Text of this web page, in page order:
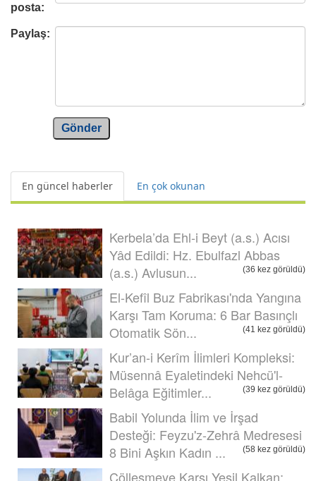
posta:
Paylaş:
Gönder
En güncel haberler En çok okunan
Kerbela’da Ehl-i Beyt (a.s.) Acısı
Yâd Edildi: Hz. Ebulfazl Abbas
(a.s.) Avlusun...
(36 kez görüldü)
El-Kefîl Buz Fabrikası'nda Yangına
Karşı Tam Koruma: 6 Bar Basınçlı
Otomatik Sön...
(41 kez görüldü)
Kur’an-i Kerîm İlimleri Kompleksi:
Müsennâ Eyaletindeki Nehcü'l-
Belâga Eğitimler...
(39 kez görüldü)
Babil Yolunda İlim ve İrşad
Desteği: Feyzu'z-Zehrâ Medresesi
8 Bini Aşkın Kadın ...
(58 kez görüldü)
Çölleşmeye Karşı Yeşil Kalkan: